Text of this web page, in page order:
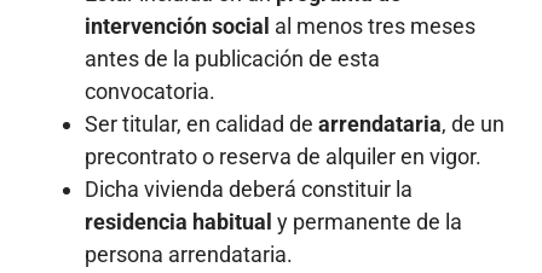
intervención social al menos tres meses
antes de la publicación de esta
convocatoria.
Ser titular, en calidad de arrendataria, de un
precontrato o reserva de alquiler en vigor.
Dicha vivienda deberá constituir la
residencia habitual y permanente de la
persona arrendataria.